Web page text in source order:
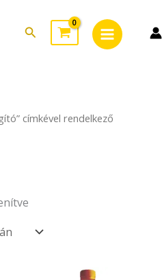
Search
Menu
címkével rendelkező
latest